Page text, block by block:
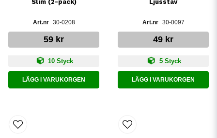
Slim (2-pack)
30-0208
59 kr
10 Styck
LÄGG I VARUKORGEN
Ljusstav
30-0097
49 kr
5 Styck
LÄGG I VARUKORGEN